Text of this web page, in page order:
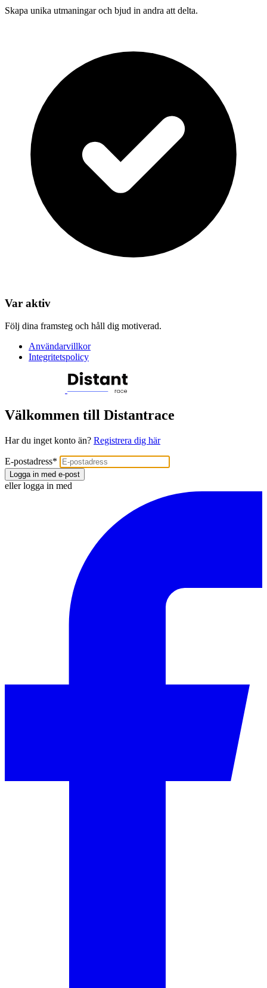
Skapa unika utmaningar och bjud in andra att delta.
Var aktiv
Följ dina framsteg och håll dig motiverad.
Användarvillkor
Integritetspolicy
Välkommen till Distantrace
Har du inget konto än? Registrera dig här
E-postadress*
Logga in med e-post
eller logga in med